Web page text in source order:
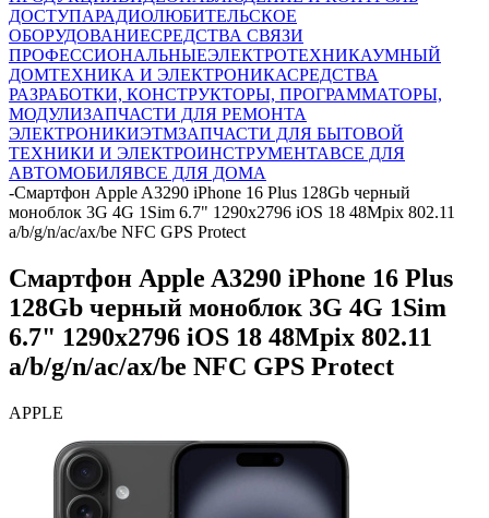
ДОСТУПАРАДИОЛЮБИТЕЛЬСКОЕ
ОБОРУДОВАНИЕСРЕДСТВА СВЯЗИ
ПРОФЕССИОНАЛЬНЫЕЭЛЕКТРОТЕХНИКАУМНЫЙ
ДОМТЕХНИКА И ЭЛЕКТРОНИКАСРЕДСТВА
РАЗРАБОТКИ, КОНСТРУКТОРЫ, ПРОГРАММАТОРЫ,
МОДУЛИЗАПЧАСТИ ДЛЯ РЕМОНТА
ЭЛЕКТРОНИКИЭТМЗАПЧАСТИ ДЛЯ БЫТОВОЙ
ТЕХНИКИ И ЭЛЕКТРОИНСТРУМЕНТАВСЕ ДЛЯ
АВТОМОБИЛЯВСЕ ДЛЯ ДОМА
-Смартфон Apple A3290 iPhone 16 Plus 128Gb черный
моноблок 3G 4G 1Sim 6.7" 1290x2796 iOS 18 48Mpix 802.11
a/b/g/n/ac/ax/be NFC GPS Protect
Смартфон Apple A3290 iPhone 16 Plus
128Gb черный моноблок 3G 4G 1Sim
6.7" 1290x2796 iOS 18 48Mpix 802.11
a/b/g/n/ac/ax/be NFC GPS Protect
APPLE